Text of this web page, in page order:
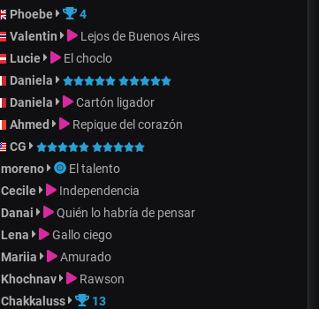
Phoebe 4
Valentin Lejos de Buenos Aires
Lucie El choclo
Daniela
Daniela Cartón ligador
Ahmed Repique del corazón
CG
moreno El talento
Cecile Independencia
Danai Quién lo habría de pensar
Lena Gallo ciego
Mariia Amurado
Khochnav Rawson
Chakkaluss 13